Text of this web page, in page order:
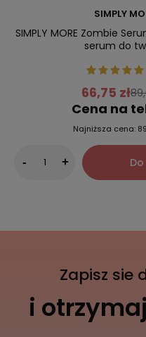
SIMPLY
SIMPLY MORE Zombie
serum do
66,75 zł
Cena na
Najniższa cena:
- +
Zapisz sie
i